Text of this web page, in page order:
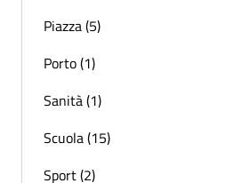
Piazza (5)
Porto (1)
Sanità (1)
Scuola (15)
Sport (2)